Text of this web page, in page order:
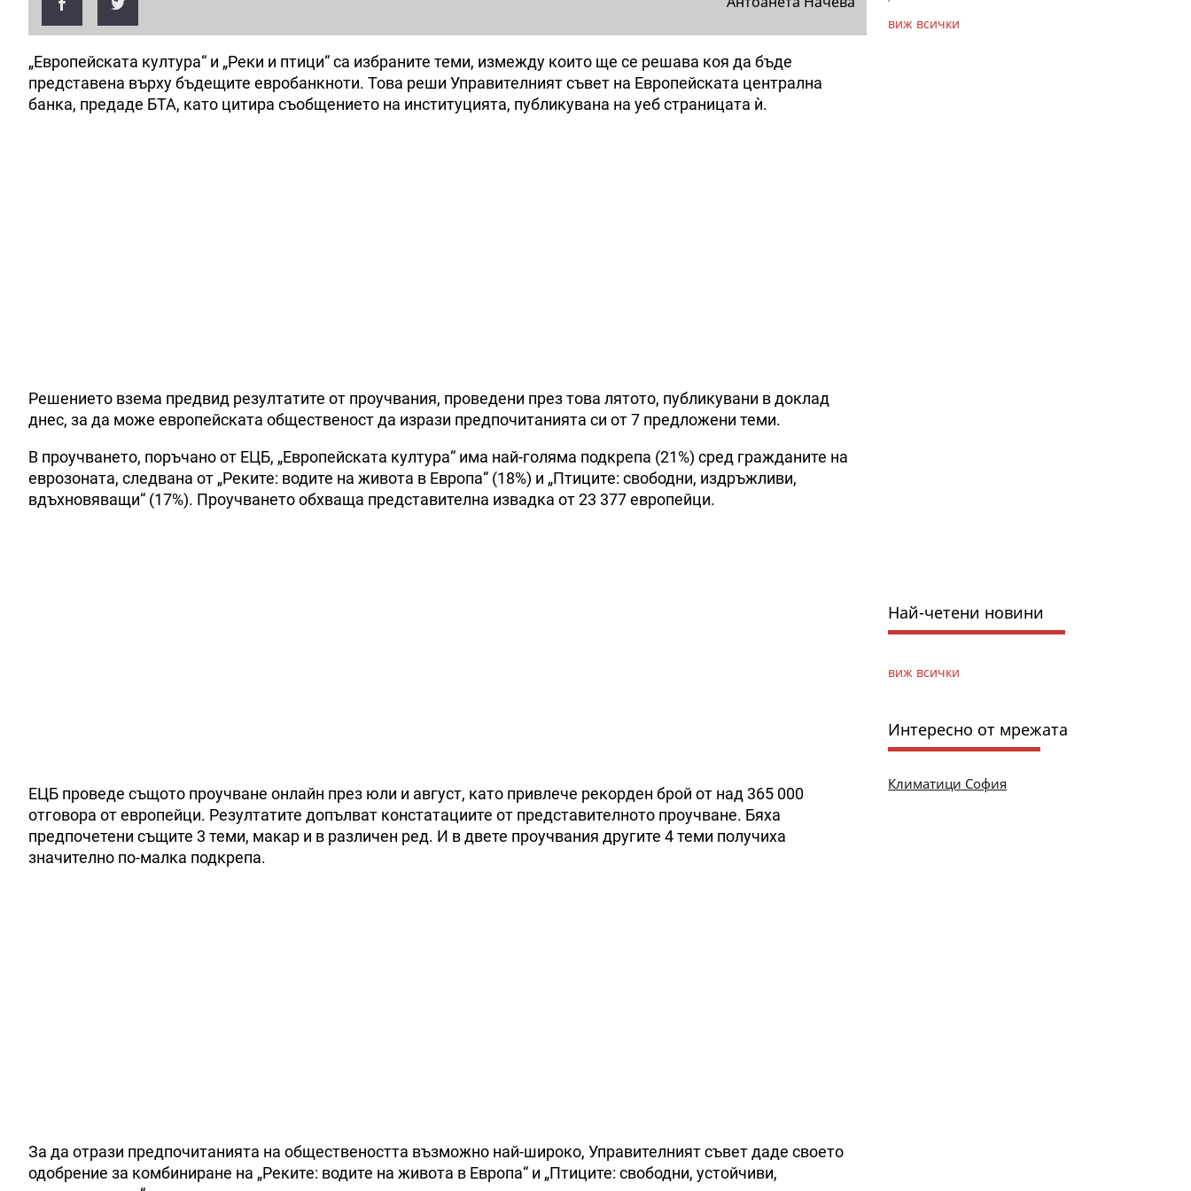
„Европейската култура“ и „Реки и птици“ са избраните теми, измежду които ще се решава коя да бъде
представена върху бъдещите евробанкноти. Това реши Управителният съвет на Европейската централна
банка, предаде БТА, като цитира съобщението на институцията, публикувана на уеб страницата ѝ.
Решението взема предвид резултатите от проучвания, проведени през това лятото, публикувани в доклад
днес, за да може европейската общественост да изрази предпочитанията си от 7 предложени теми.
В проучването, поръчано от ЕЦБ, „Европейската култура“ има най-голяма подкрепа (21%) сред гражданите на
еврозоната, следвана от „Реките: водите на живота в Европа“ (18%) и „Птиците: свободни, издръжливи,
вдъхновяващи“ (17%). Проучването обхваща представителна извадка от 23 377 европейци.
ЕЦБ проведе същото проучване онлайн през юли и август, като привлече рекорден брой от над 365 000
отговора от европейци. Резултатите допълват констатациите от представителното проучване. Бяха
предпочетени същите 3 теми, макар и в различен ред. И в двете проучвания другите 4 теми получиха
значително по-малка подкрепа.
За да отрази предпочитанията на обществеността възможно най-широко, Управителният съвет даде своето
одобрение за комбиниране на „Реките: водите на живота в Европа“ и „Птиците: свободни, устойчиви,
виж всички
Най-четени новини
виж всички
Интересно от мрежата
Климатици София